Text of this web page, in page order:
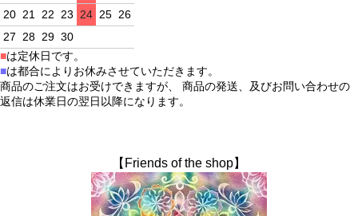
20 21 22 23 24 25 26
27 28 29 30
■は定休日です。
■は都合によりお休みさせていただきます。
商品のご注文はお受けできますが、 商品の発送、及びお問い合わせの
返信は休業日の翌日以降になります。
【Friends of the shop】